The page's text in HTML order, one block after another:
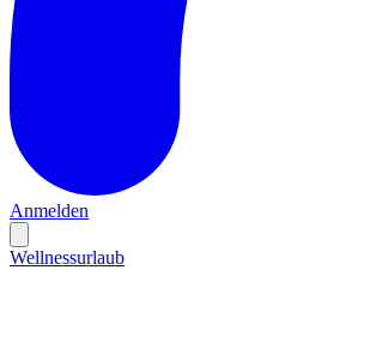
Anmelden
Wellnessurlaub